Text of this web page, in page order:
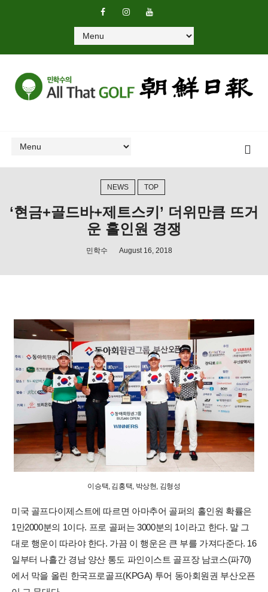
NEWS TOP
‘현금+골드바+제트스키’ 더위만큼 뜨거
운 홀인원 경쟁
민학수 August 16, 2018
이승택, 김홍택, 박상현, 김형성
미국 골프다이제스트에 따르면 아마추어 골퍼의 홀인원 확률은
1만2000분의 1이다. 프로 골퍼는 3000분의 1이라고 한다. 말 그
대로 행운이 따라야 한다. 가끔 이 행운은 큰 부를 가져다준다. 16
일부터 나흘간 경남 양산 통도 파인이스트 골프장 남코스(파70)
에서 막을 올린 한국프로골프(KPGA) 투어 동아회원권 부산오픈